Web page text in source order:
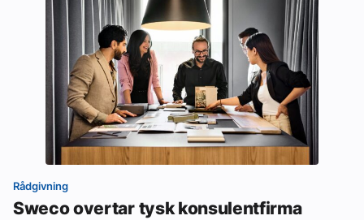
Rådgivning
Sweco overtar tysk konsulentfirma